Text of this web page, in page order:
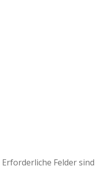
Erforderliche Felder